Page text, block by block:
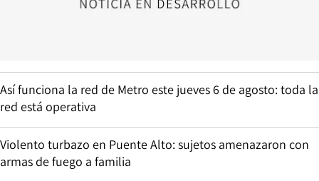
Así funciona la red de Metro este jueves 6 de agosto: toda la
red está operativa
Violento turbazo en Puente Alto: sujetos amenazaron con
armas de fuego a familia